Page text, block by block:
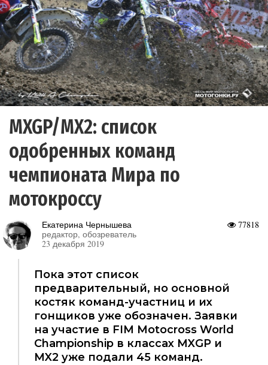
MXGP/MX2: список
одобренных команд
чемпионата Мира по
мотокроссу
77818
Екатерина Чернышева
редактор, обозреватель
23 декабря 2019
Пока этот список
предварительный, но основной
костяк команд-участниц и их
гонщиков уже обозначен. Заявки
на участие в FIM Motocross World
Championship в классах MXGP и
MX2 уже подали 45 команд.